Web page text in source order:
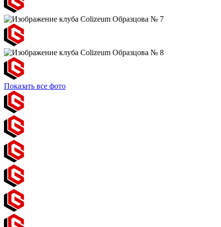
Показать все фото